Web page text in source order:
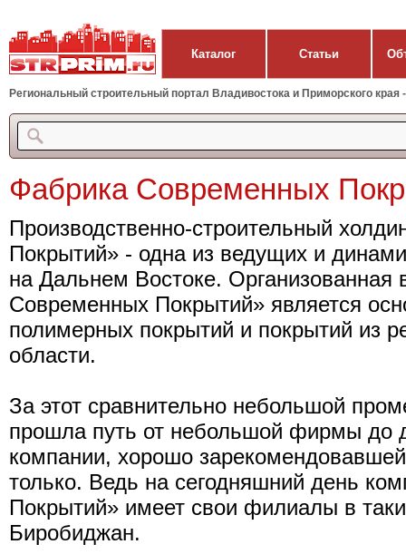
Каталог Статьи
Региональный строительный портал Владивостока и Приморского края
Фабрика Современных
Производственно-строительный
Покрытий» - одна из ведущих и
на Дальнем Востоке. Организованная
Современных Покрытий» является
полимерных покрытий и покрытий из
области.
За этот сравнительно небольшой
прошла путь от небольшой фирмы до
компании, хорошо
только. Ведь на сегодняшний день
Покрытий» имеет свои филиалы в
Биробиджан.